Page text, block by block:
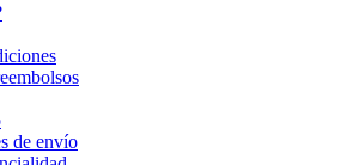
de envío